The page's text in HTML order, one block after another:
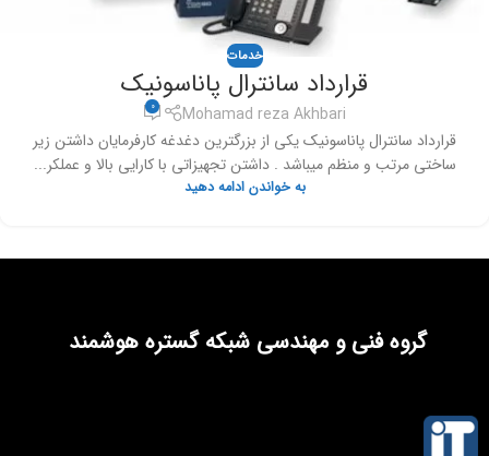
خدمات
قرارداد سانترال پاناسونیک
Mohamad reza Akhbari
0
قرارداد سانترال پاناسونیک یکی از بزرگترین دغدغه کارفرمایان داشتن زیر
ساختی مرتب و منظم میباشد . داشتن تجهیزاتی با کارایی بالا و عملکر...
به خواندن ادامه دهید
گروه فنی و مهندسی شبکه گستره هوشمند